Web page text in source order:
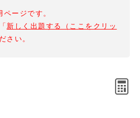
ージです。
新しく出題する（ここをクリッ
さい。